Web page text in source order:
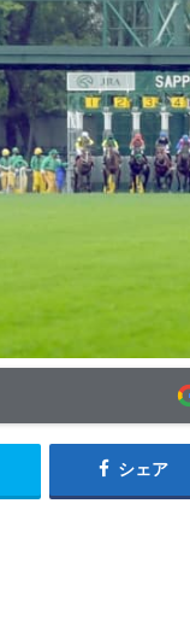
シェア